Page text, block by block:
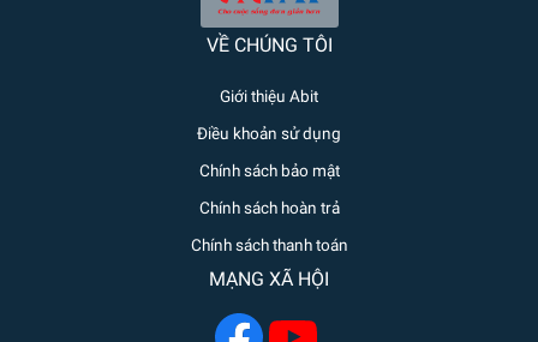
VỀ CHÚNG TÔI
Giới thiệu Abit
Điều khoản sử dụng
Chính sách bảo mật
Chính sách hoàn trả
Chính sách thanh toán
MẠNG XÃ HỘI